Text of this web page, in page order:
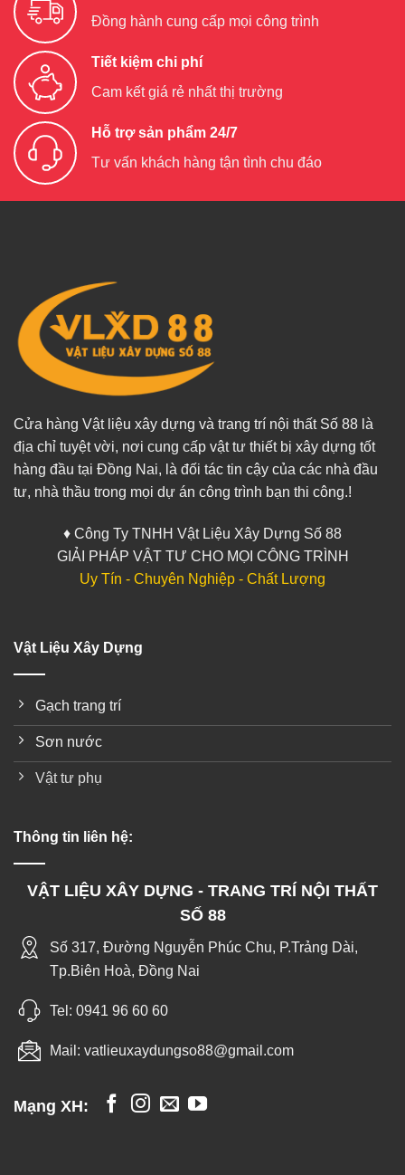
Đồng hành cung cấp mọi công trình
Tiết kiệm chi phí
Cam kết giá rẻ nhất thị trường
Hỗ trợ sản phẩm 24/7
Tư vấn khách hàng tận tình chu đáo
Cửa hàng Vật liệu xây dựng và trang trí nội thất Số 88 là
địa chỉ tuyệt vời, nơi cung cấp vật tư thiết bị xây dựng tốt
hàng đầu tại Đồng Nai, là đối tác tin cậy của các nhà đầu
tư, nhà thầu trong mọi dự án công trình bạn thi công.!
♦ Công Ty TNHH Vật Liệu Xây Dựng Số 88
GIẢI PHÁP VẬT TƯ CHO MỌI CÔNG TRÌNH
Uy Tín - Chuyên Nghiệp - Chất Lượng
Vật Liệu Xây Dựng
Gạch trang trí
Sơn nước
Vật tư phụ
Thông tin liên hệ:
VẬT LIỆU XÂY DỰNG - TRANG TRÍ NỘI THẤT
SỐ 88
Số 317, Đường Nguyễn Phúc Chu, P.Trảng Dài,
Tp.Biên Hoà, Đồng Nai
Tel: 0941 96 60 60
Mail: vatlieuxaydungso88@gmail.com
Mạng XH: